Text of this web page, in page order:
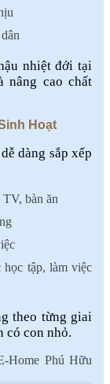
nhiệt đới tại
nâng cao chất
Hoạt
dàng sắp xếp
bàn ăn
tập, làm việc
theo từng giai
có con nhỏ.